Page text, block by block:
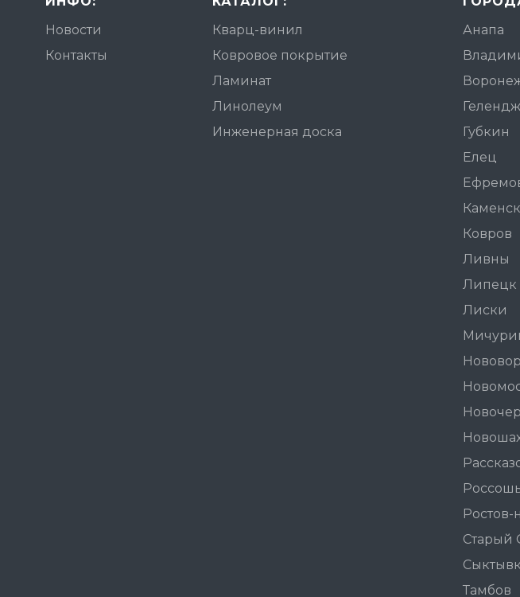
Новости
Контакты
Кварц-винил
Ковровое покрытие
Ламинат
Линолеум
Инженерная доска
Анапа
Губкин
Елец
Ковров
Ливны
Липецк
Лиски
Старый
Тамбов